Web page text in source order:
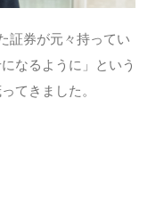
証券が元々持ってい
なるように」という
てきました。